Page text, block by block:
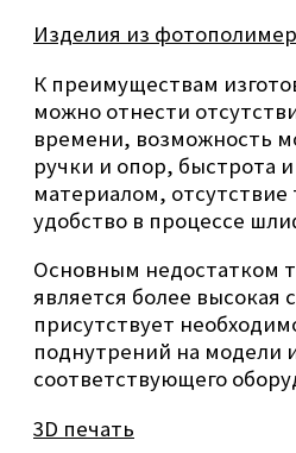
Изделия из
К преимуществам
можно отнести
времени, возможность
ручки и опор, быстрота
материалом,
удобство в процессе
Основным недостатком
является более высокая
присутствует
поднутрений на модели
соответствующего
3D печать